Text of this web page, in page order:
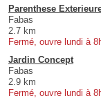
Parenthese
Fabas
2.7 km
Fermé, ouvre lundi à
Jardin Concept
Fabas
2.9 km
Fermé, ouvre lundi à